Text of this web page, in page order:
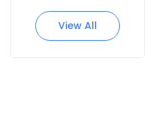
View All